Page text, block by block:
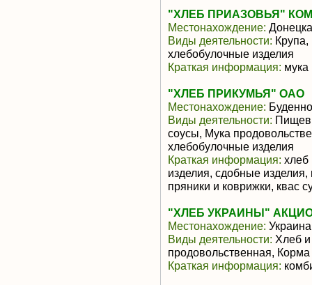
"ХЛЕБ ПРИАЗОВЬЯ"
Местонахождение:
Виды деятельности:
хлебобулочные изделия
Краткая информация:
"ХЛЕБ ПРИКУМЬЯ" ОАО
Местонахождение:
Виды деятельности:
соусы, Мука
хлебобулочные изделия
Краткая информация: хлеб
изделия, сдобные
пряники и коврижки, квас
"ХЛЕБ УКРАИНЫ"
Местонахождение: Украина
Виды деятельности: Хлеб
продовольственная,
Краткая информация: